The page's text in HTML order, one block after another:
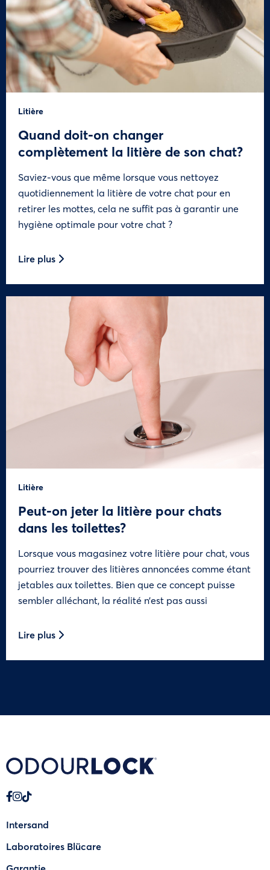
Litière
Quand doit-on changer
complètement la litière de son chat?
Saviez-vous que même lorsque vous nettoyez
quotidiennement la litière de votre chat pour en
retirer les mottes, cela ne suffit pas à garantir une
hygiène optimale pour votre chat ?
Lire plus
Litière
Peut-on jeter la litière pour chats
dans les toilettes?
Lorsque vous magasinez votre litière pour chat, vous
pourriez trouver des litières annoncées comme étant
jetables aux toilettes. Bien que ce concept puisse
sembler alléchant, la réalité n’est pas aussi
Lire plus
Intersand
Laboratoires Blücare